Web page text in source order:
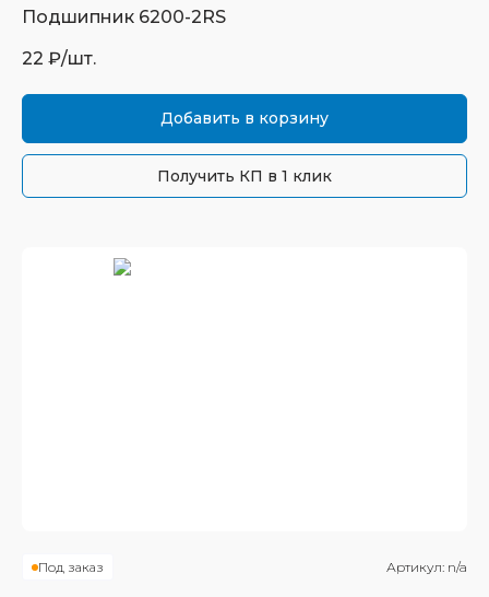
Подшипник 6200-2RS
22 ₽/шт.
Добавить в корзину
Получить КП в 1 клик
Под заказ Артикул: n/a